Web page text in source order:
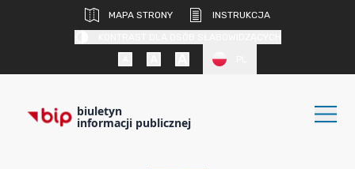
MAPA STRONY
INSTRUKCJA
biuletyn
informacji publicznej